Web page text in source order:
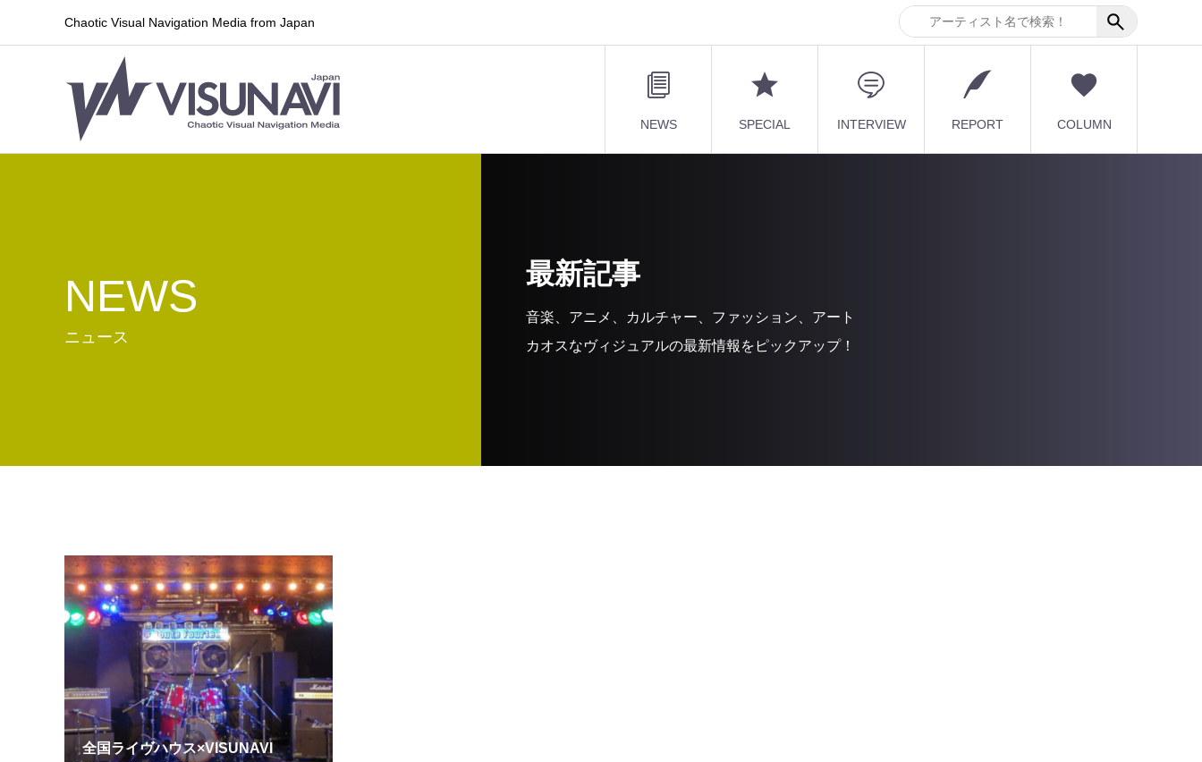
Chaotic Visual Navigation Media from Japan
NEWS SPECIAL INTERVIEW REPORT COLUMN
NEWS
ニュース
最新記事
音楽、アニメ、カルチャー、ファッション、アート
カオスなヴィジュアルの最新情報をピックアップ！
全国ライヴハウス×VISUNAVI